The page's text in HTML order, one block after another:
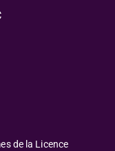
de la Licence